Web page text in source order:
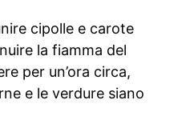
cipolle e carote
la fiamma del
per un’ora circa,
e le verdure siano